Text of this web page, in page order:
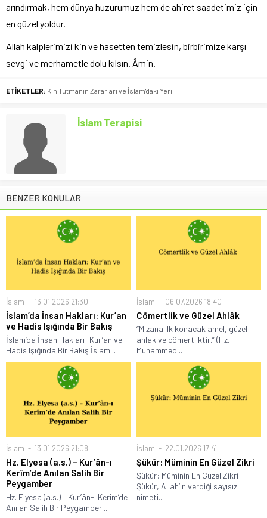
arındırmak, hem dünya huzurumuz hem de ahiret saadetimiz için
en güzel yoldur.
Allah kalplerimizi kin ve hasetten temizlesin, birbirimize karşı
sevgi ve merhametle dolu kılsın. Âmin.
ETİKETLER: Kin Tutmanın Zararları ve İslam'daki Yeri
İslam Terapisi
BENZER KONULAR
İslam 13.01.2026 21:30
İslam’da İnsan Hakları: Kur’an
ve Hadis Işığında Bir Bakış
İslam’da İnsan Hakları: Kur’an ve
Hadis Işığında Bir Bakış İslam...
İslam 06.07.2026 18:40
Cömertlik ve Güzel Ahlâk
“Mizana ilk konacak amel, güzel
ahlak ve cömertliktir.” (Hz.
Muhammed...
İslam 13.01.2026 21:08
Hz. Elyesa (a.s.) – Kur’ân-ı
Kerîm’de Anılan Salih Bir
Peygamber
Hz. Elyesa (a.s.) – Kur’ân-ı Kerîm’de
Anılan Salih Bir Peygamber...
İslam 22.01.2026 17:41
Şükür: Müminin En Güzel Zikri
Şükür: Müminin En Güzel Zikri
Şükür, Allah’ın verdiği sayısız
nimeti...